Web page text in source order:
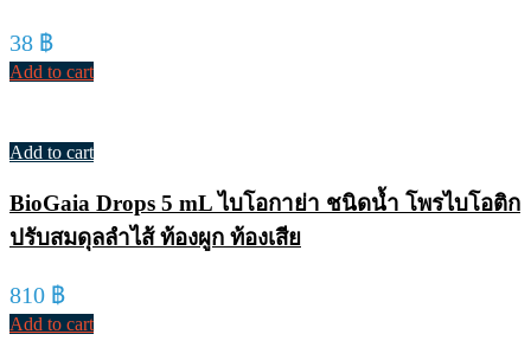
38 ฿
Add to cart
Add to cart
BioGaia Drops 5 mL ไบโอกาย่า ชนิดน้ำ โพรไบโอติก
ปรับสมดุลลำไส้ ท้องผูก ท้องเสีย
810 ฿
Add to cart